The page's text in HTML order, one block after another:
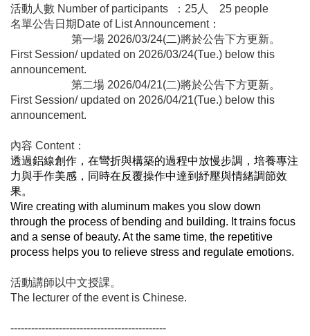
活動人數 Number of participants ：25人 25 people
名單公告日期Date of List Announcement：
第一場 2026/03/24(二)將於公告下方更新。
First Session/ updated on 2026/03/24(Tue.) below this
announcement.
第二場 2026/04/21(二)將於公告下方更新。
First Session/ updated on 2026/04/21(Tue.) below this
announcement.
內容 Content：
透過鋁線創作，在彎折與構築的過程中放慢步調，培養專注
力與手作美感，同時在反覆操作中達到紓壓與情緒調節效
果。
Wire creating with aluminum makes you slow down
through the process of bending and building. It trains focus
and a sense of beauty. At the same time, the repetitive
process helps you to relieve stress and regulate emotions.
活動講師以中文授課。
The lecturer of the event is Chinese.
---------------------------------------------